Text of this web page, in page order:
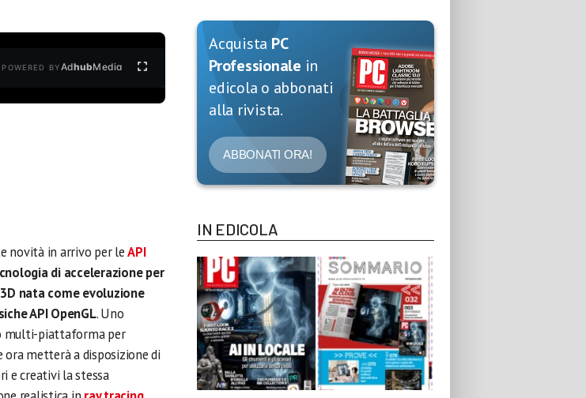
POWERED BYAdhubMedia
novità in arrivo per leAPI
di accelerazione per
nata come evoluzione
API OpenGL. Uno
multi-piattaforma per
ora metterà a disposizione di
e creativi la stessa
Acquista PC
Professionale in
edicola o abbonati
alla rivista.
ABBONATI ORA!
IN EDICOLA